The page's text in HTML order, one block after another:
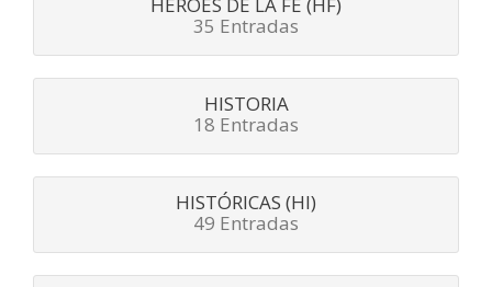
HÉROES DE LA FE (HF)
35 Entradas
HISTORIA
18 Entradas
HISTÓRICAS (HI)
49 Entradas